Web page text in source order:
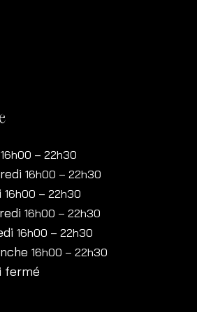
– 22h30
16h00 – 22h30
16h00 – 22h30
16h00 – 22h30
16h00 – 22h30
16h00 – 22h30
fermé